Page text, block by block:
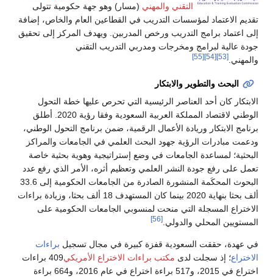
التقني والمهني (مسار) وهو جهة حكومية تتولى
تقديم الاعتماد لمؤسسات التدريب في القطاعين العام والخاص، إضافة
إلى اعتماد برامج التدريب ورخص المدربين. ويهدف المركز إلى تحقيق
جودة عالية لبرامج ومخرجات ومدربي التدريب التقني
والمهني. [53]
[54]
[55]
البحث والتطوير والابتكار
الابتكار كان أحد العناصر الرئيسية التي تحرص عليها خطة التحول
الوطني لاقتصاد المملكة العربية السعودية وفقا رؤية 2020. أطلق
برنامج الابتكار وريادة الأعمال الرقمية، ضمن برنامج التحول الوطني،
ودعمت مبادرات الرؤية جهود البحث العلمي في الجامعات والمراكز
البحثية؛ لمساعدة الجامعات في وضع إستراتيجية وهوية بحثية خاصة
تعمل على رفع جودة النشر العلمي وتعظيم أثره، الأمر الذي رفع عدد
البحوث المحكَمة المنشورة الصادرة من الجامعات الحكومية إلى 33.6
ألف بحثا بنهاية 2020 بينما كان المستهدف 18 ألف بحثا، وزيادة براءات
الاختراع المسجلة التي منحت لمنسوبي الجامعات الحكومية على
المستويين المحلي والدولي. [56]
في عهدة، حققت السعودية قفزة كبيرة في مجال تسجيل براءات
الاختراع؛ إذ سجلت لدى مكتب براءات الاختراع الأمريكي
409 براءات
اختراع في 2015، و517 براءة اختراع في عام 2016، و664 براءة